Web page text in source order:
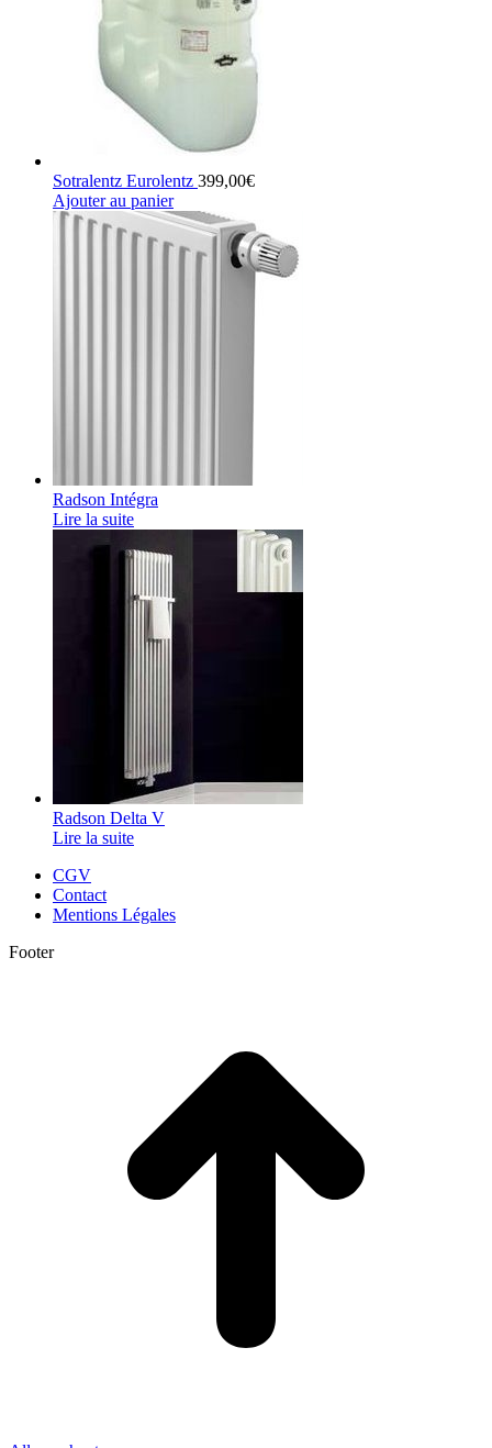
Sotralentz Eurolentz 399,00€
Ajouter au panier
Radson Intégra
Lire la suite
Radson Delta V
Lire la suite
CGV
Contact
Mentions Légales
Footer